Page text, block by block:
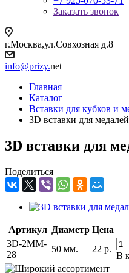
Заказать звонок
г.Москва,ул.Совхозная д.8
info@prizy.net
Главная
Каталог
Вставки для кубков и
3D вставки для
3D вставки для
Поделиться
Артикул Диаметр Цена
3D-2MM-
28
50 мм. 22 р.
В